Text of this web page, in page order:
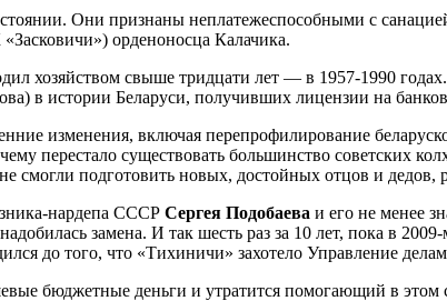
Они признаны неплатежеспособными с
орденоносца Калачика.
хозяйством свыше тридцати лет — в 1957-1990
в истории Беларуси, получивших лицензии на
изменения, включая перепрофилирование
перестало существовать большинство советских
подготовить новых, достойных отцов и дедов,
нардепа СССР Сергея Подобаева и его не менее
замена. И так шесть раз за 10 лет, пока в
до того, что «Тихиничи» захотело Управление
бюджетные деньги и утратится помогающий в этом